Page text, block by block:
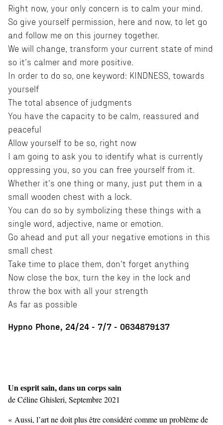
Right now, your only concern is to calm your mind.
So give yourself permission, here and now, to let go
and follow me on this journey together.
We will change, transform your current state of mind
so it’s calmer and more positive.
In order to do so, one keyword: KINDNESS, towards
yourself
The total absence of judgments
You have the capacity to be calm, reassured and
peaceful
Allow yourself to be so, right now
I am going to ask you to identify what is currently
oppressing you, so you can free yourself from it.
Whether it’s one thing or many, just put them in a
small wooden chest with a lock.
You can do so by symbolizing these things with a
single word, adjective, name or emotion.
Go ahead and put all your negative emotions in this
small chest
Take time to place them, don’t forget anything
Now close the box, turn the key in the lock and
throw the box with all your strength
As far as possible
Hypno Phone, 24/24 - 7/7 - 0634879137
Un esprit sain, dans un corps sain
de Céline Ghisleri, Septembre 2021
« Aussi, l’art ne doit plus être considéré comme un problème de